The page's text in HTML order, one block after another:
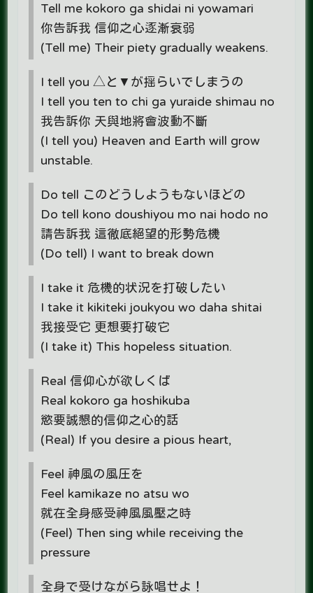
Tell me kokoro ga shidai ni yowamari
你告訴我 信仰之心逐漸衰弱
(Tell me) Their piety gradually weakens.
I tell you △と▼が揺らいでしまうの
I tell you ten to chi ga yuraide shimau no
我告訴你 天與地將會波動不斷
(I tell you) Heaven and Earth will grow
unstable.
Do tell このどうしようもないほどの
Do tell kono doushiyou mo nai hodo no
請告訴我 這徹底絕望的形勢危機
(Do tell) I want to break down
I take it 危機的状況を打破したい
I take it kikiteki joukyou wo daha shitai
我接受它 更想要打破它
(I take it) This hopeless situation.
Real 信仰心が欲しくば
Real kokoro ga hoshikuba
慾要誠懇的信仰之心的話
(Real) If you desire a pious heart,
Feel 神風の風圧を
Feel kamikaze no atsu wo
就在全身感受神風風壓之時
(Feel) Then sing while receiving the
pressure
全身で受けながら詠唱せよ！